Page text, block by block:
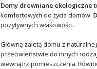
Domy drewniane ekologiczne
komfortowych do życia domów.
pozytywnych właściwości.
Główną zaletą domu z
przeciwieństwie do innych
wewnątrz pomieszczenia.